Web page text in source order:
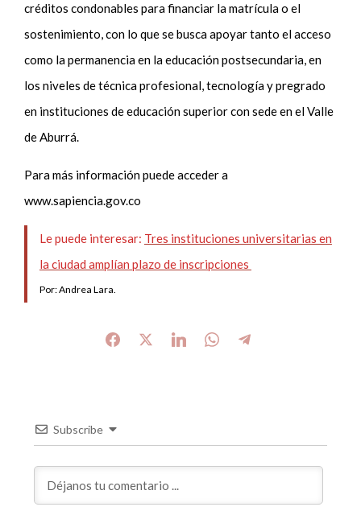
créditos condonables para financiar la matrícula o el
sostenimiento, con lo que se busca apoyar tanto el acceso
como la permanencia en la educación postsecundaria, en
los niveles de técnica profesional, tecnología y pregrado
en instituciones de educación superior con sede en el Valle
de Aburrá.
Para más información puede acceder a
www.sapiencia.gov.co
Le puede interesar: Tres instituciones universitarias en
la ciudad amplían plazo de inscripciones
Por: Andrea Lara.
Subscribe